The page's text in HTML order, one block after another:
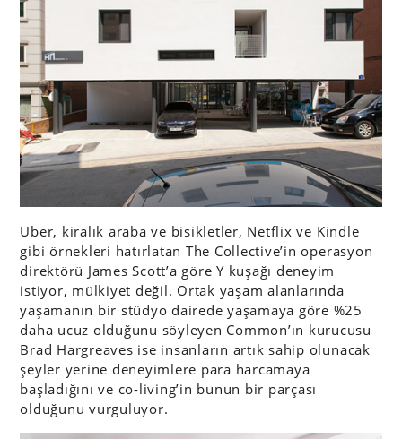
Uber, kiralık araba ve bisikletler, Netflix ve Kindle
gibi örnekleri hatırlatan The Collective’in operasyon
direktörü James Scott’a göre Y kuşağı deneyim
istiyor, mülkiyet değil. Ortak yaşam alanlarında
yaşamanın bir stüdyo dairede yaşamaya göre %25
daha ucuz olduğunu söyleyen Common’ın kurucusu
Brad Hargreaves ise insanların artık sahip olunacak
şeyler yerine deneyimlere para harcamaya
başladığını ve co-living’in bunun bir parçası
olduğunu vurguluyor.